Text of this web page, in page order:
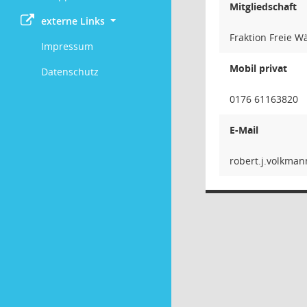
externe Links
Impressum
Datenschutz
Mitgliedschaft
Fraktion Freie
Mobil privat
0176 61163820
E-Mail